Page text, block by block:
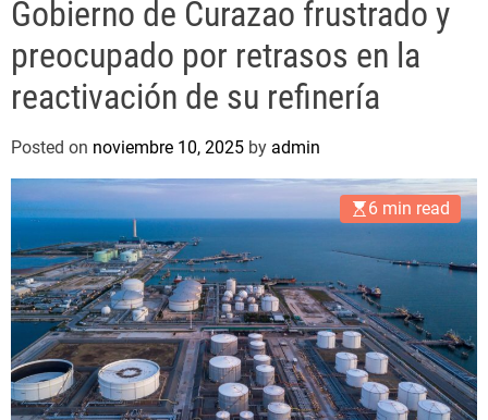
Gobierno de Curazao frustrado y
preocupado por retrasos en la
reactivación de su refinería
Posted on noviembre 10, 2025 by admin
6 min read